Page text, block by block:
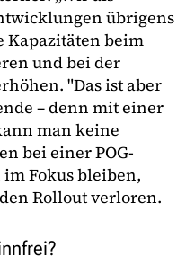
übrigens
Kapazitäten beim
und bei der
"Das ist aber
– denn mit einer
man keine
bei einer POG-
Fokus bleiben,
Rollout verloren.